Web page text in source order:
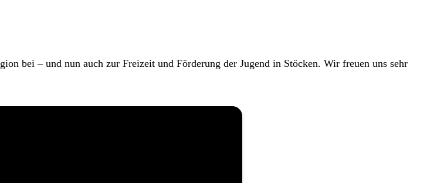
bei – und nun auch zur Freizeit und Förderung der Jugend in Stöcken. Wir freuen uns sehr